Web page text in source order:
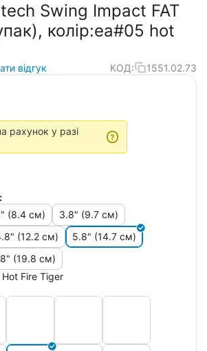
Swing Impact FAT
колір:ea#05 hot
відгук КОД: 1551.02.73
рахунок у разі
?
(8.4 см)
3.8" (9.7 см)
(12.2 см)
5.8" (14.7 см)
(19.8 см)
Fire Tiger